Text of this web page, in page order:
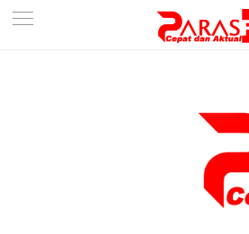
-->